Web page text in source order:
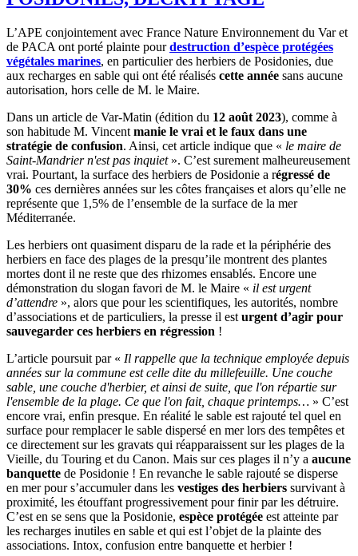
L’APE conjointement avec France Nature Environnement du Var et
de PACA ont porté plainte pourdestruction d’espèce protégées
végétales marines, en particulier des herbiers de Posidonies, due
aux recharges en sable qui ont été réalisés cette année sans aucune
autorisation, hors celle de M. le Maire.
Dans un article de Var-Matin (édition du 12 août 2023), comme à
son habitude M. Vincent manie le vrai et le faux dans une
stratégie de confusion. Ainsi, cet article indique que « le maire de
Saint-Mandrier n'est pas inquiet». C’est surement malheureusement
vrai. Pourtant, la surface des herbiers de Posidonie a régressé de
30% ces dernières années sur les côtes françaises et alors qu’elle ne
représente que 1,5% de l’ensemble de la surface de la mer
Méditerranée.
Les herbiers ont quasiment disparu de la rade et la périphérie des
herbiers en face des plages de la presqu’ile montrent des plantes
mortes dont il ne reste que des rhizomes ensablés. Encore une
démonstration du slogan favori de M. le Maire « il est urgent
d’attendre », alors que pour les scientifiques, les autorités, nombre
d’associations et de particuliers, la presse il est urgent d’agir pour
sauvegarder ces herbiers en régression !
L’article poursuit par « Il rappelle que la technique employée depuis
années sur la commune est celle dite du millefeuille. Une couche
sable, une couche d'herbier, et ainsi de suite, que l'on répartie sur
l'ensemble de la plage. Ce que l'on fait, chaque printemps… » C’est
encore vrai, enfin presque. En réalité le sable est rajouté tel quel en
surface pour remplacer le sable dispersé en mer lors des tempêtes et
ce directement sur les gravats qui réapparaissent sur les plages de la
Vieille, du Touring et du Canon. Mais sur ces plages il n’y a aucune
banquette de Posidonie ! En revanche le sable rajouté se disperse
en mer pour s’accumuler dans les vestiges des herbiers survivant à
proximité, les étouffant progressivement pour finir par les détruire.
C’est en se sens que la Posidonie, espèce protégée est atteinte par
les recharges inutiles en sable et qui est l’objet de la plainte des
associations. Intox, confusion entre banquette et herbier !